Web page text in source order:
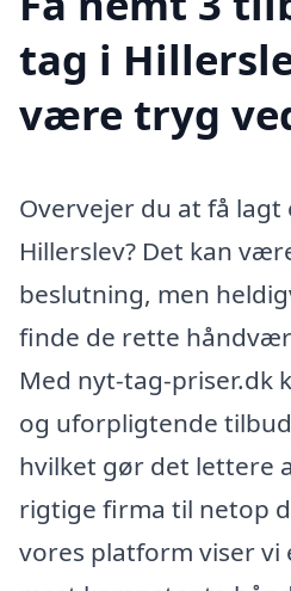
tag i
være tryg
Overvejer du at få lagt
Hillerslev? Det kan
beslutning, men
finde de rette
Med nyt-tag-priser.dk
og uforpligtende
hvilket gør det lettere
rigtige firma til netop
vores platform viser vi